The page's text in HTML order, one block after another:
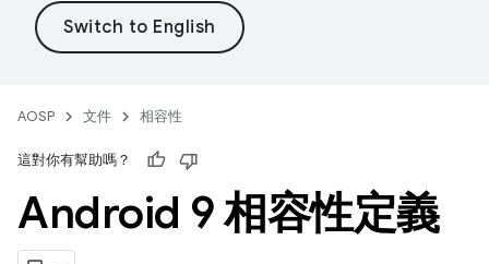
AOSP 文件 相容性
這對你有幫助嗎？
Android 9 相容性定義